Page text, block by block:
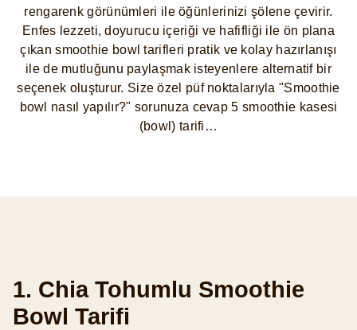
rengarenk görünümleri ile öğünlerinizi şölene çevirir.
Enfes lezzeti, doyurucu içeriği ve hafifliği ile ön plana
çıkan smoothie bowl tarifleri pratik ve kolay hazırlanışı
ile de mutluğunu paylaşmak isteyenlere alternatif bir
seçenek oluşturur. Size özel püf noktalarıyla "Smoothie
bowl nasıl yapılır?" sorunuza cevap 5 smoothie kasesi
(bowl) tarifi…
1. Chia Tohumlu Smoothie
Bowl Tarifi